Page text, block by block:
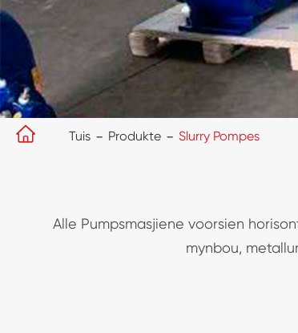
 Tuis Produkte Slurry Pompes
Alle Pumpsmasjiene voorsien
mynbou,